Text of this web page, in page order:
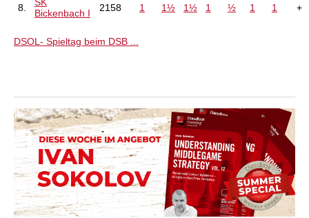
8.
Bickenbach I
2158 1 1½ 1½ 1 ½ 1 1 +
DSOL- Spieltag beim DSB ...